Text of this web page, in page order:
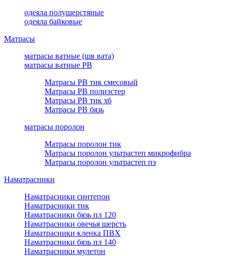
одеяла полушерстяные
одеяла байковые
Матрасы
матрасы ватные (шв вата)
матрасы ватные РВ
Матрасы РВ тик смесовый
Матрасы РВ полиэстер
Матрасы РВ тик хб
Матрасы РВ бязь
матрасы поролон
Матрасы поролон тик
Матрасы поролон ультрастеп микрофибра
Матрасы поролон ультрастеп пэ
Наматрасники
Наматрасники синтепон
Наматрасники тик
Наматрасники бязь пл 120
Наматрасники овечья шерсть
Наматрасники кленка ПВХ
Наматрасники бязь пл 140
Наматрасники мулетон